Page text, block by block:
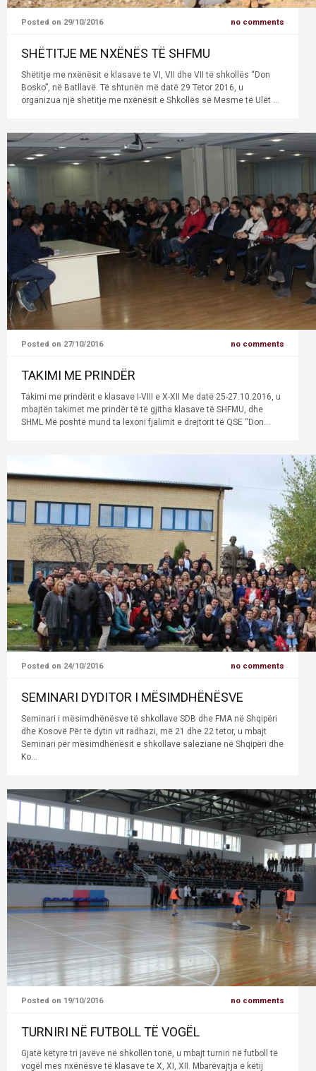
Posted on 29/10/2016 no comments
SHËTITJE ME NXËNËS TË SHFMU
Shëtitje me nxënësit e klasave te VI, VII dhe VII të shkollës “Don
Bosko”, në Batllavë. Të shtunën më datë 29 Tetor 2016, u
organizua një shëtitje me nxënësit e Shkollës së Mesme të Ulët ...
Posted on 27/10/2016 no comments
TAKIMI ME PRINDËR
Takimi me prindërit e klasave I-VIII e X-XII Me datë 25-27.10.2016, u
mbajtën takimet me prindër të të gjitha klasave të SHFMU, dhe
SHML Më poshtë mund ta lexoni fjalimit e drejtorit të QSE “Don...
Posted on 24/10/2016 no comments
SEMINARI DYDITOR I MËSIMDHËNËSVE
Seminari i mësimdhënësve të shkollave SDB dhe FMA në Shqipëri
dhe Kosovë Për të dytin vit radhazi, më 21 dhe 22 tetor, u mbajt
Seminari për mësimdhënësit e shkollave saleziane në Shqipëri dhe
Ko...
Posted on 19/10/2016 no comments
TURNIRI NË FUTBOLL TË VOGËL
Gjatë këtyre tri javëve në shkollën tonë, u mbajt turniri në futboll të
vogël mes nxënësve të klasave te X, XI, XII. Mbarëvajtja e këtij